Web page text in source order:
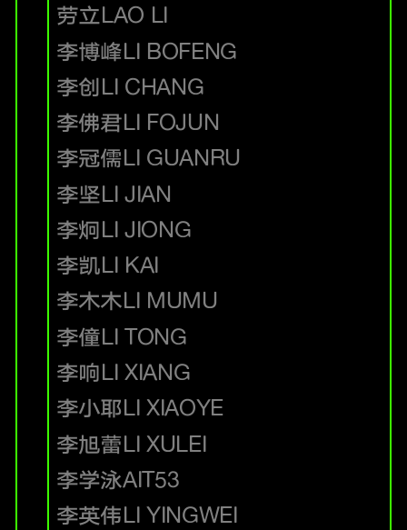
劳立LAO LI
李博峰LI BOFENG
李创LI CHANG
李佛君LI FOJUN
李冠儒LI GUANRU
李坚LI JIAN
李炯LI JIONG
李凯LI KAI
李木木LI MUMU
李僮LI TONG
李响LI XIANG
李小耶LI XIAOYE
李旭蕾LI XULEI
李学泳AIT53
李英伟LI YINGWEI